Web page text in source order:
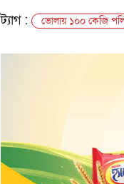
ট্যাগ :
ভোলায় ১০০ কেজি